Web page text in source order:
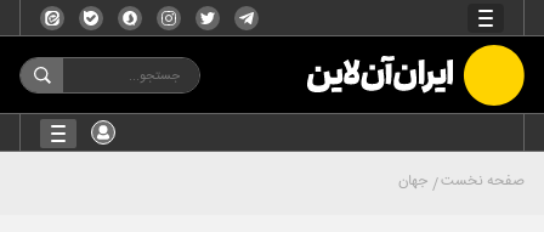
صفحه نخست جهان